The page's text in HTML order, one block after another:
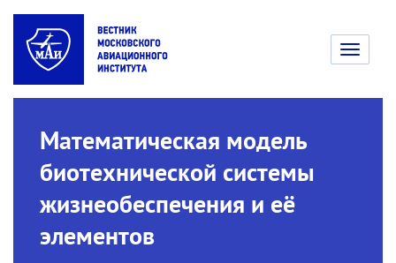
Toggle
Математическая модель
биотехнической системы
жизнеобеспечения и её
элементов